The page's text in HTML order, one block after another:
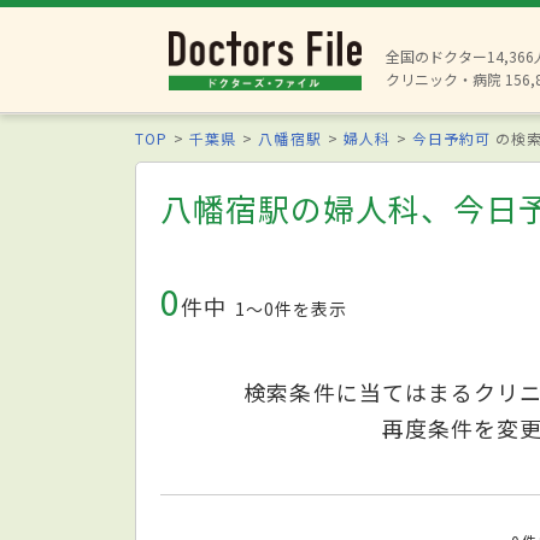
全国のドクター14,366
クリニック・病院
TOP 千葉県 八幡宿駅 婦人科 今日予約可 の検
八幡宿駅の婦人科、今日
0件中 1〜0件を表示
検索条件に当てはまるクリ
再度条件を変